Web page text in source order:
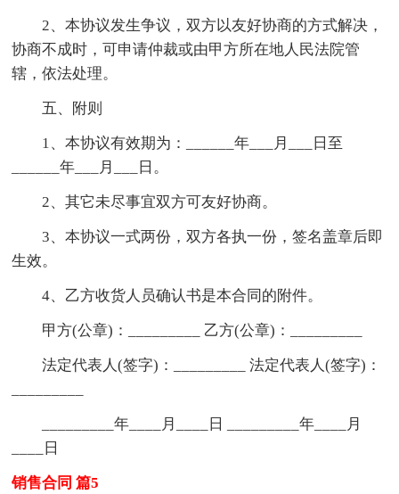
2、本协议发生争议，双方以友好协商的方式解决，
协商不成时，可申请仲裁或由甲方所在地人民法院管
辖，依法处理。
五、附则
1、本协议有效期为：______年___月___日至
______年___月___日。
2、其它未尽事宜双方可友好协商。
3、本协议一式两份，双方各执一份，签名盖章后即
生效。
4、乙方收货人员确认书是本合同的附件。
甲方(公章)：_________ 乙方(公章)：_________
法定代表人(签字)：_________ 法定代表人(签字)：
_________年____月____日 _________年____月
____日
销售合同 篇5